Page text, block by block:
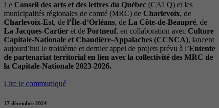
Le Conseil des arts et des lettres du Québec (CALQ) et les
municipalités régionales de comté (MRC) de Charlevoix, de
Charlevoix-Est, de l’Île-d’Orléans, de La Côte-de-Beaupré, de
La Jacques-Cartier et de Portneuf, en collaboration avec Culture
Capitale-Nationale et Chaudière-Appalaches (CCNCA), lancent
aujourd’hui le troisième et dernier appel de projets prévu à l’Entente
de partenariat territorial en lien avec la collectivité des MRC de
la Capitale-Nationale 2023-2026.
Lire le communiqué
17 décembre 2024